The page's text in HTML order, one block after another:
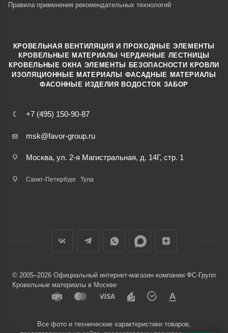
Правила применения рекомендательных технологий
+7 (495) 150-90-87
msk@favor-group.ru
Москва, ул. 2-я Магистральная, д. 14Г, стр. 1
Санкт-Петербург Тула
КРОВЕЛЬНАЯ ВЕНТИЛЯЦИЯ И ПРОХОДНЫЕ ЭЛЕМЕНТЫ
КРОВЕЛЬНЫЕ МАТЕРИАЛЫ ·ЧЕРДАЧНЫЕ ЛЕСТНИЦЫ
КРОВЕЛЬНЫЕ ОКНА ·ЭЛЕМЕНТЫ БЕЗОПАСНОСТИ КРОВЛИ
ИЗОЛЯЦИОННЫЕ МАТЕРИАЛЫ ·ФАСАДНЫЕ МАТЕРИАЛЫ
ФАСОННЫЕ ИЗДЕЛИЯ ·ВОДОСТОК ·ЗАБОР
© 2005–2026 Официальный интернет-магазин компании ФС-Групп
Кровельные материалы в Москве
Все фото и технические характеристики товаров,